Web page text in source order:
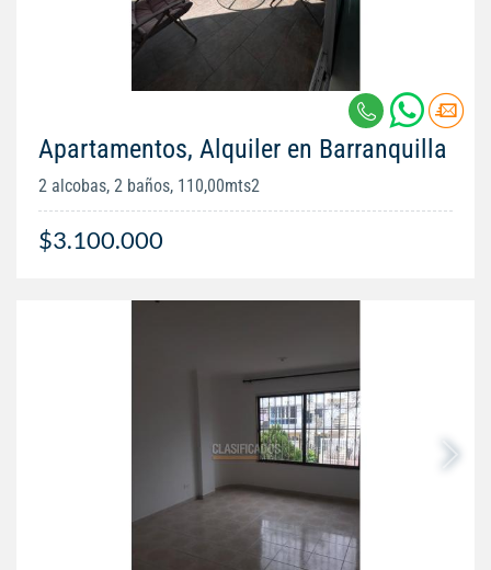
Apartamentos, Alquiler en Barranquilla
2 alcobas, 2 baños, 110,00mts2
$3.100.000